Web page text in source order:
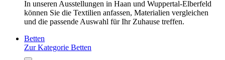
In unseren Ausstellungen in Haan und Wuppertal-Elberfeld
können Sie die Textilien anfassen, Materialien vergleichen
und die passende Auswahl für Ihr Zuhause treffen.
Betten
Zur Kategorie Betten